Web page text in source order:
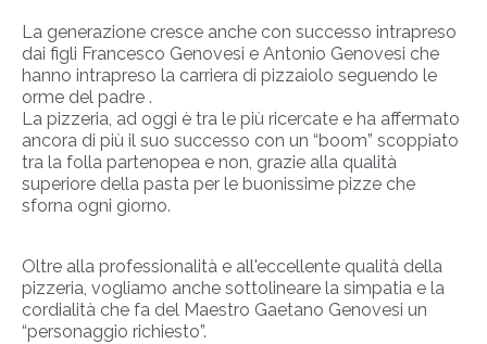
La generazione cresce anche con successo intrapreso
dai figli Francesco Genovesi e Antonio Genovesi che
hanno intrapreso la carriera di pizzaiolo seguendo le
orme del padre .
La pizzeria, ad oggi è tra le più ricercate e ha affermato
ancora di più il suo successo con un “boom” scoppiato
tra la folla partenopea e non, grazie alla qualità
superiore della pasta per le buonissime pizze che
sforna ogni giorno.
Oltre alla professionalità e all'eccellente qualità della
pizzeria, vogliamo anche sottolineare la simpatia e la
cordialità che fa del Maestro Gaetano Genovesi un
“personaggio richiesto”.